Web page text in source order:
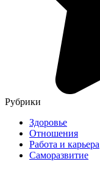
Рубрики
Здоровье
Отношения
Работа и карьера
Саморазвитие